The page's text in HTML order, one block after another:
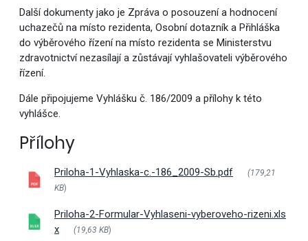
Další dokumenty jako je Zpráva o posouzení a hodnocení
uchazečů na místo rezidenta, Osobní dotazník a Přihláška
do výběrového řízení na místo rezidenta se Ministerstvu
zdravotnictví nezasílají a zůstávají vyhlašovateli výběrového
řízení.
Dále připojujeme Vyhlášku č. 186/2009 a přílohy k této
vyhlášce.
Přílohy
Priloha-1-Vyhlaska-c.-186_2009-Sb.pdf
(179,21
KB)
Priloha-2-Formular-Vyhlaseni-vyberoveho-rizeni.xls
x
(19,63 KB)